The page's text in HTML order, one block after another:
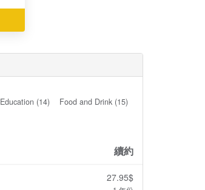
Education (14)
Food and Drink (15)
續約
27.95$